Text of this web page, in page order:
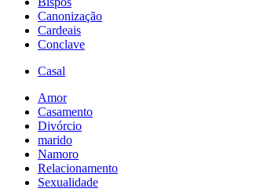
Canonização
Cardeais
Conclave
Casal
Amor
Casamento
Divórcio
marido
Namoro
Relacionamento
Sexualidade